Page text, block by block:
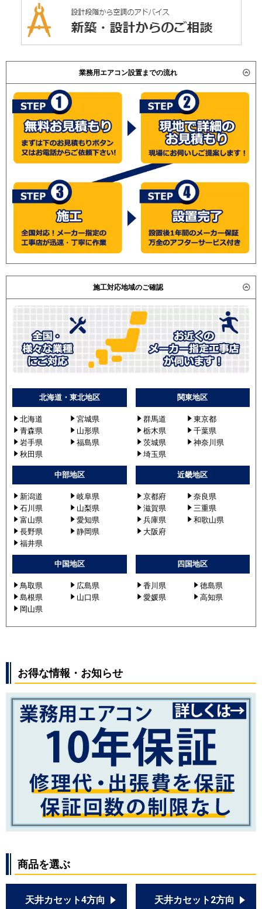
業務用エアコン設置までの流れ
施工対応地域のご確認
北海道・東北地区
北海道
宮城県
青森県
山形県
岩手県
福島県
秋田県
関東地区
群馬道
東京都
栃木県
千葉県
茨城県
神奈川県
埼玉県
中部地区
新潟道
岐阜県
石川県
山梨県
富山県
愛知県
長野県
静岡県
福井県
近畿地区
京都府
奈良県
滋賀県
三重県
兵庫県
和歌山県
大阪府
中国地区
鳥取県
広島県
島根県
山口県
岡山県
四国地区
香川県
徳島県
愛媛県
高知県
お得な情報・お知らせ
商品を選ぶ
天井カセット4方向 天井カセット2方向